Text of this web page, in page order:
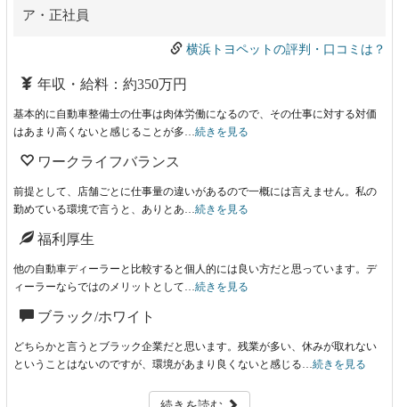
ア・正社員
横浜トヨペットの評判・口コミは？
年収・給料：約350万円
基本的に自動車整備士の仕事は肉体労働になるので、その仕事に対する対価
はあまり高くないと感じることが多…続きを見る
ワークライフバランス
前提として、店舗ごとに仕事量の違いがあるので一概には言えません。私の
勤めている環境で言うと、ありとあ…続きを見る
福利厚生
他の自動車ディーラーと比較すると個人的には良い方だと思っています。デ
ィーラーならではのメリットとして…続きを見る
ブラック/ホワイト
どちらかと言うとブラック企業だと思います。残業が多い、休みが取れない
ということはないのですが、環境があまり良くないと感じる…続きを見る